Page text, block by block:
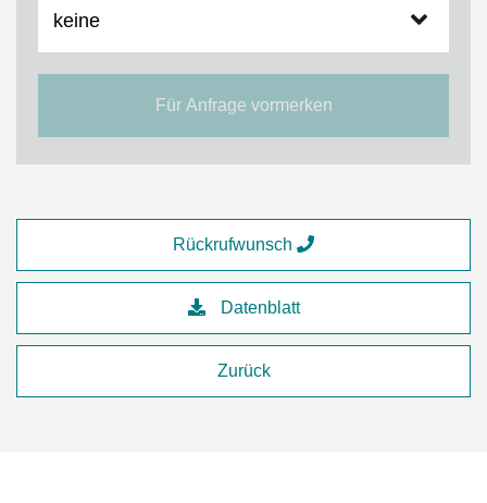
Für Anfrage vormerken
Zurück
Datenblatt
Rückrufwunsch